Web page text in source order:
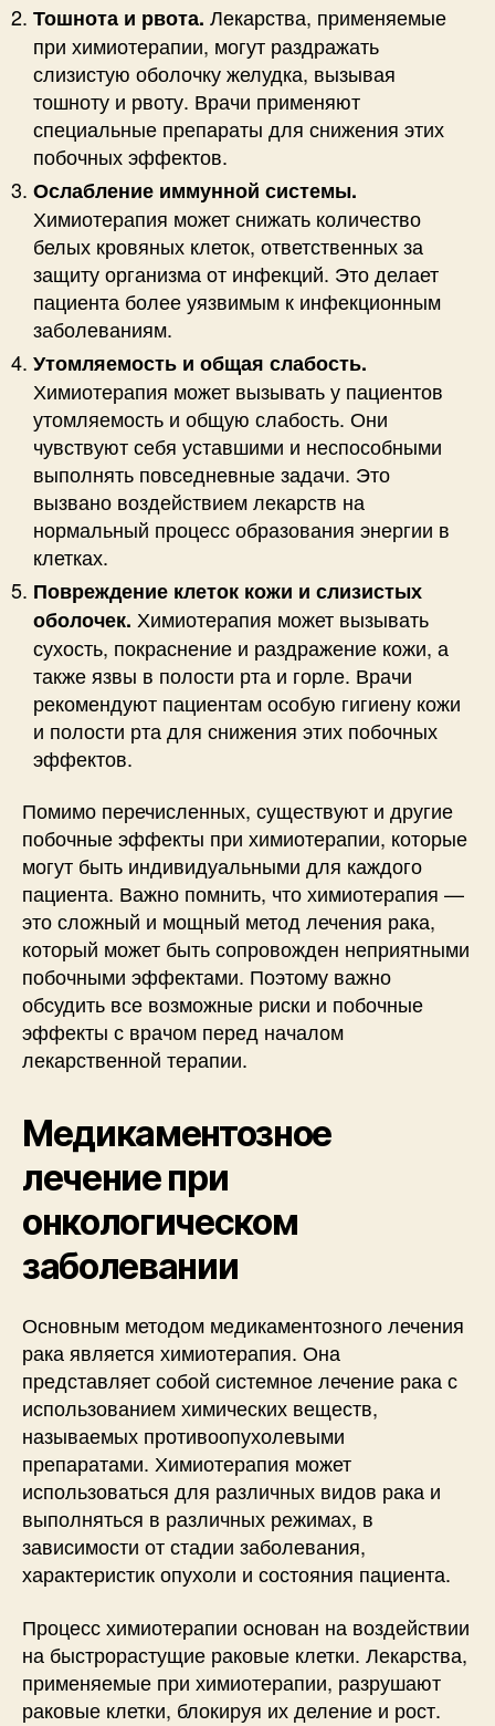
Тошнота и рвота. Лекарства, применяемые
при химиотерапии, могут раздражать
слизистую оболочку желудка, вызывая
тошноту и рвоту. Врачи применяют
специальные препараты для снижения этих
побочных эффектов.
Ослабление иммунной системы.
Химиотерапия может снижать количество
белых кровяных клеток, ответственных за
защиту организма от инфекций. Это делает
пациента более уязвимым к инфекционным
заболеваниям.
Утомляемость и общая слабость.
Химиотерапия может вызывать у пациентов
утомляемость и общую слабость. Они
чувствуют себя уставшими и неспособными
выполнять повседневные задачи. Это
вызвано воздействием лекарств на
нормальный процесс образования энергии в
клетках.
Повреждение клеток кожи и слизистых
оболочек. Химиотерапия может вызывать
сухость, покраснение и раздражение кожи, а
также язвы в полости рта и горле. Врачи
рекомендуют пациентам особую гигиену кожи
и полости рта для снижения этих побочных
эффектов.
Помимо перечисленных, существуют и другие
побочные эффекты при химиотерапии, которые
могут быть индивидуальными для каждого
пациента. Важно помнить, что химиотерапия —
это сложный и мощный метод лечения рака,
который может быть сопровожден неприятными
побочными эффектами. Поэтому важно
обсудить все возможные риски и побочные
эффекты с врачом перед началом
лекарственной терапии.
Медикаментозное
лечение при
онкологическом
заболевании
Основным методом медикаментозного лечения
рака является химиотерапия. Она
представляет собой системное лечение рака с
использованием химических веществ,
называемых противоопухолевыми
препаратами. Химиотерапия может
использоваться для различных видов рака и
выполняться в различных режимах, в
зависимости от стадии заболевания,
характеристик опухоли и состояния пациента.
Процесс химиотерапии основан на воздействии
на быстрорастущие раковые клетки. Лекарства,
применяемые при химиотерапии, разрушают
раковые клетки, блокируя их деление и рост.